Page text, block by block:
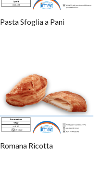
Pasta Sfoglia a Pani
Romana Ricotta